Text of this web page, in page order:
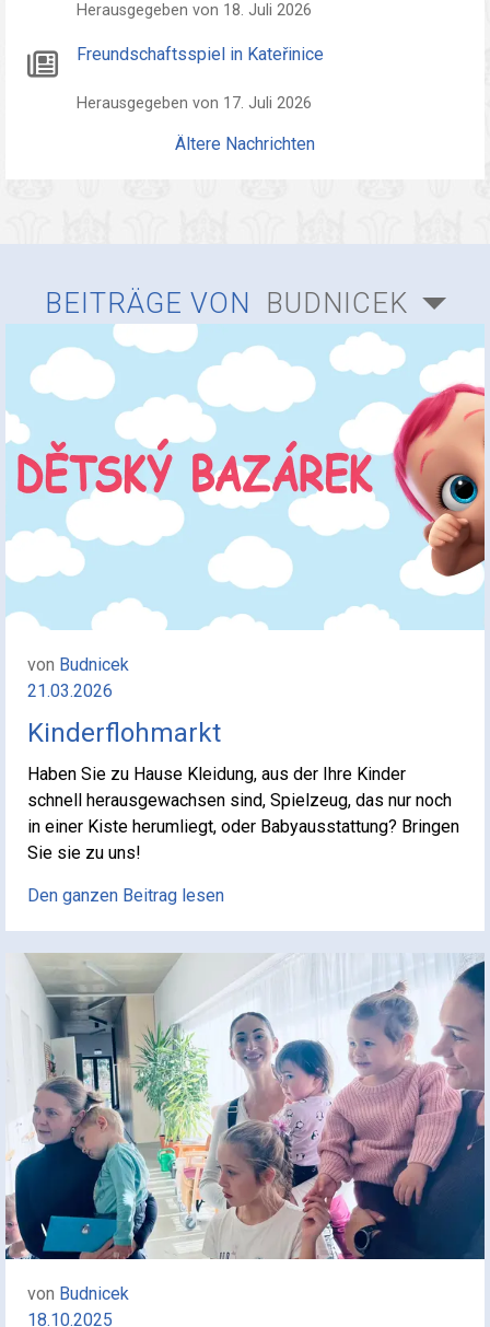
Herausgegeben von 18. Juli 2026
Freundschaftsspiel in Kateřinice
Herausgegeben von 17. Juli 2026
Ältere Nachrichten
BEITRÄGE VON BUDNICEK
von Budnicek
21.03.2026
Kinderflohmarkt
Haben Sie zu Hause Kleidung, aus der Ihre Kinder
schnell herausgewachsen sind, Spielzeug, das nur noch
in einer Kiste herumliegt, oder Babyausstattung? Bringen
Sie sie zu uns!
Den ganzen Beitrag lesen
von Budnicek
18.10.2025